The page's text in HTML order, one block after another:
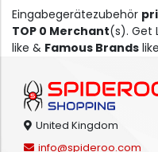
Eingabegerätezubehör
TOP 0 Merchant(s). Get
like & Famous Brands
United Kingdom
info@spideroo.com